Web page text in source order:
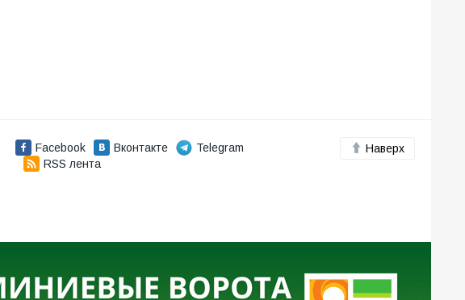
Facebook Вконтакте
Telegram
RSS лента
Наверх